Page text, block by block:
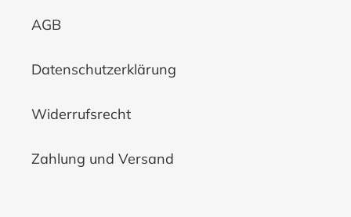
AGB
Datenschutzerklärung
Widerrufsrecht
Zahlung und Versand